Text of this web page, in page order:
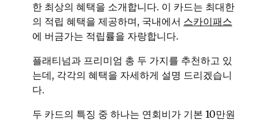
한 최상의 혜택을 소개합니다. 이 카드는 최대한
의 적립 혜택을 제공하며, 국내에서 스카이패스
에 버금가는 적립률을 자랑합니다.
플래티넘과 프리미엄 총 두 가지를 추천하고 있
는데, 각각의 혜택을 자세하게 설명 드리겠습니
다.
두 카드의 특징 중 하나는 연회비가 기본 10만원